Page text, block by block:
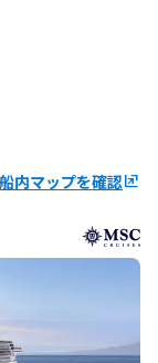
船内マップを確認ungroup